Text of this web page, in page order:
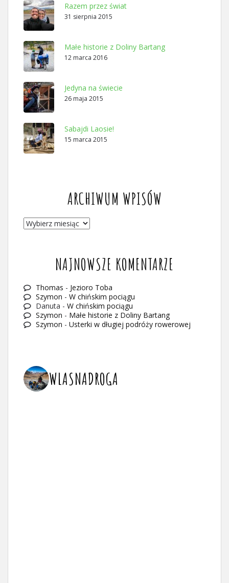
Razem przez świat
31 sierpnia 2015
Małe historie z Doliny Bartang
12 marca 2016
Jedyna na świecie
26 maja 2015
Sabajdi Laosie!
15 marca 2015
ARCHIWUM WPISÓW
ARCHIWUM
NAJNOWSZE KOMENTARZE
Thomas - Jezioro Toba
Szymon - W chińskim pociągu
Danuta - W chińskim pociągu
Szymon - Małe historie z Doliny Bartang
Szymon - Usterki w długiej podróży rowerowej
WLASNADROGA